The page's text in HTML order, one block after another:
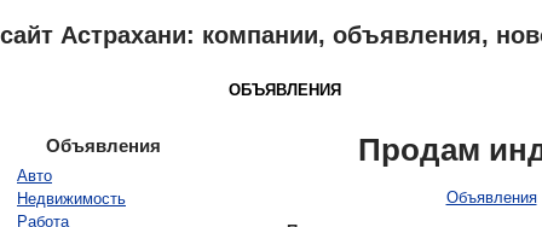
сайт Астрахани: компании, объявления,
ОБЪЯВЛЕНИЯ
Продам
Объявления
Объявления
Авто
Недвижимость
Работа